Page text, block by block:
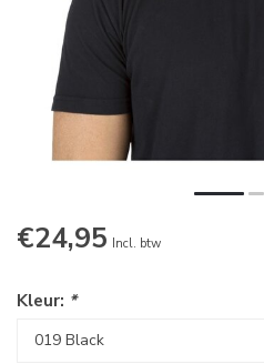
€24,95 Incl. btw
Kleur: *